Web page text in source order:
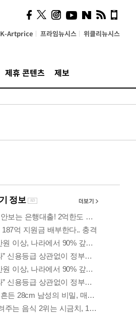
K-Artprice 프라임뉴시스 위클리뉴시스
제휴 콘텐츠 제보
시, 스마트폰 액세서리에
NFC 더했다